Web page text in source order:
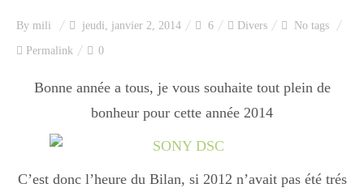
Index des recettes
Catégories
Apéro
By mili jeudi, janvier 2, 2014 6 Divers No tags
Permalink 0
Bonne année a tous, je vous souhaite tout plein de
bonheur pour cette année 2014
C’est donc l’heure du Bilan, si 2012 n’avait pas été trés